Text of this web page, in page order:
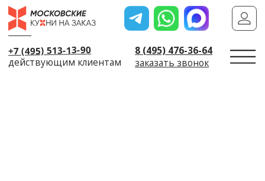
+7 (495) 513-13-90
заказать звонок
действующим клиентам
← Назад